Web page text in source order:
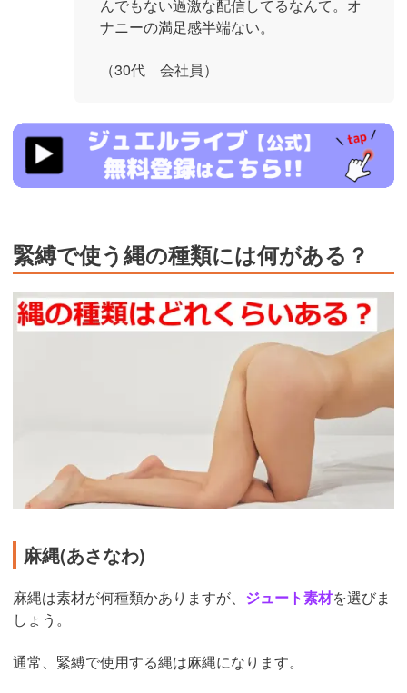
んでもない過激な配信してるなんて。オ
ナニーの満足感半端ない。
（30代 会社員）
https://www.j-
live.tv/LiveChat/acs.php?
si=jwchatt&pid=MLA5661_0004&pa=lp40.php
緊縛で使う縄の種類には何がある？
麻縄(あさなわ)
麻縄は素材が何種類かありますが、 ジュート素材を選びま
しょう。
通常、緊縛で使用する縄は麻縄になります。